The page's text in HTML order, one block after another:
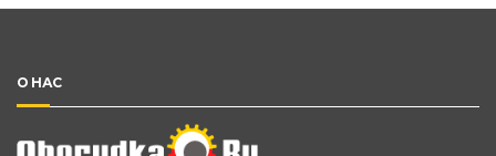
О НАС